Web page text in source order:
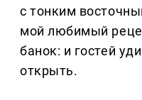
с тонким
мой любимый
банок: и гостей
открыть.